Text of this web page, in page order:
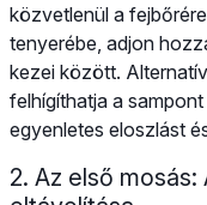
közvetlenül a
tenyerébe, adjon
kezei között.
felhígíthatja a
egyenletes eloszlást
2. Az első